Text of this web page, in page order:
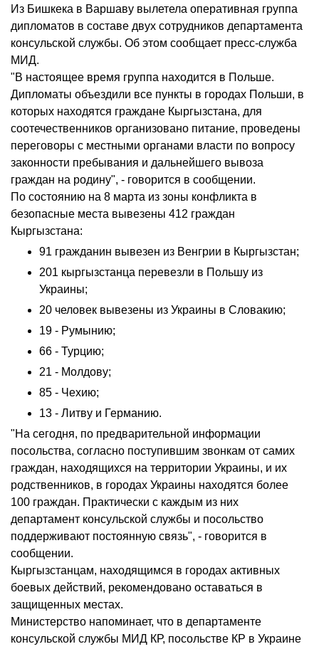
Из Бишкека в Варшаву вылетела оперативная группа
дипломатов в составе двух сотрудников департамента
консульской службы. Об этом сообщает пресс-служба
МИД.
"В настоящее время группа находится в Польше.
Дипломаты объездили все пункты в городах Польши, в
которых находятся граждане Кыргызстана, для
соотечественников организовано питание, проведены
переговоры с местными органами власти по вопросу
законности пребывания и дальнейшего вывоза
граждан на родину", - говорится в сообщении.
По состоянию на 8 марта из зоны конфликта в
безопасные места вывезены 412 граждан
Кыргызстана:
91 гражданин вывезен из Венгрии в Кыргызстан;
201 кыргызстанца перевезли в Польшу из
Украины;
20 человек вывезены из Украины в Словакию;
19 - Румынию;
66 - Турцию;
21 - Молдову;
85 - Чехию;
13 - Литву и Германию.
"На сегодня, по предварительной информации
посольства, согласно поступившим звонкам от самих
граждан, находящихся на территории Украины, и их
родственников, в городах Украины находятся более
100 граждан. Практически с каждым из них
департамент консульской службы и посольство
поддерживают постоянную связь", - говорится в
сообщении.
Кыргызстанцам, находящимся в городах активных
боевых действий, рекомендовано оставаться в
защищенных местах.
Министерство напоминает, что в департаменте
консульской службы МИД КР, посольстве КР в Украине